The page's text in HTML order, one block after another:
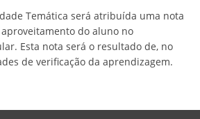
Temática será atribuída uma nota
do aluno no
Esta nota será o resultado de, no
de verificação da aprendizagem.